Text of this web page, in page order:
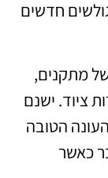
חדשים
מתקנים,
ציוד. ישנם
הטובה
כאשר